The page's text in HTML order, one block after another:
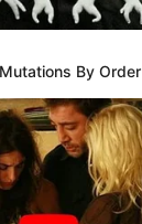
By Order